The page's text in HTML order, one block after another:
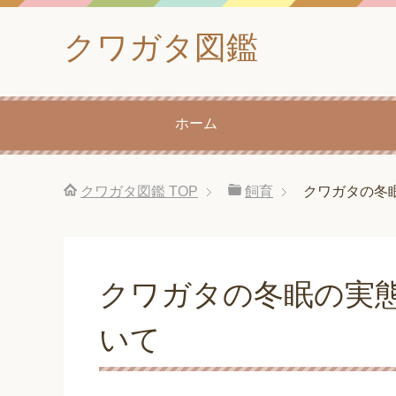
クワガタ図鑑
ホーム
クワガタ図鑑 TOP 飼育 クワガタの冬
クワガタの冬眠の実
いて